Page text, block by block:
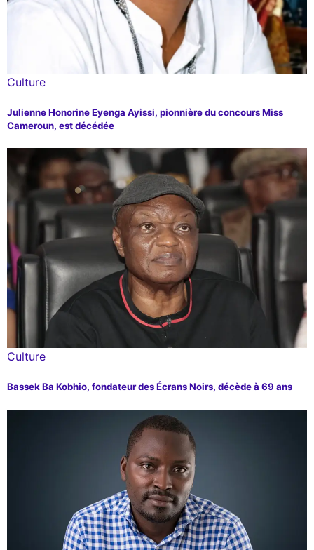
Culture
Julienne Honorine Eyenga Ayissi, pionnière du concours Miss
Cameroun, est décédée
Culture
Bassek Ba Kobhio, fondateur des Écrans Noirs, décède à 69 ans